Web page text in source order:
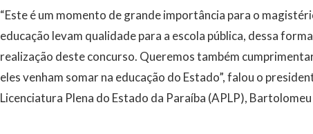
“Este é um momento de grande importância para o
educação levam qualidade para a escola pública, dessa
realização deste concurso. Queremos também
eles venham somar na educação do Estado”, falou o
Licenciatura Plena do Estado da Paraíba (APLP),